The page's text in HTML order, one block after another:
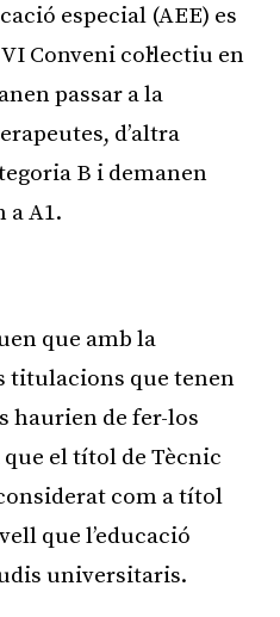
especial (AEE) es
Conveni col·lectiu en
passar a la
d’altra
B i demanen
a A1.
que amb la
titulacions que tenen
haurien de fer-los
el títol de Tècnic
com a títol
que l’educació
universitaris.